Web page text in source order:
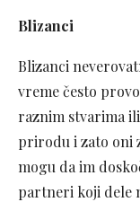
Blizanci
Blizanci
vreme često
raznim stvarima
prirodu i zato oni
mogu da im
partneri koji dele